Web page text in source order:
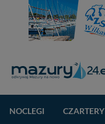
NOCLEGI CZARTERY